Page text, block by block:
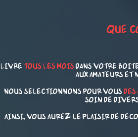
qUE
LIVRE TOUS LES MOIS DANS VOTRE
AUX AMATEURS
NOUS SELECTIONNONS POUR VOUS
SOIN DE
aINSI, VOUS AUREZ LE PLAISIR DE